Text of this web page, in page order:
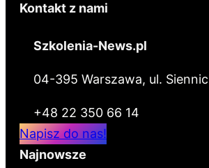
Kontakt z nami
Szkolenia-News.pl
04-395 Warszawa, ul.
+48 22 350 66 14
Napisz do nas!
Najnowsze